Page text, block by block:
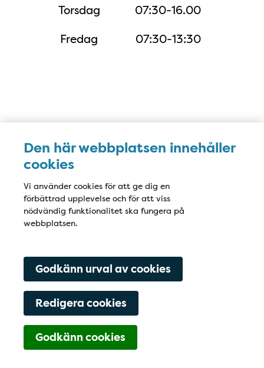
Den här webbplatsen innehåller
cookies
Vi använder cookies för att ge dig en
förbättrad upplevelse och för att viss
nödvändig funktionalitet ska fungera på
webbplatsen.
Godkänn urval av cookies
Redigera cookies
Godkänn cookies
Torsdag
07:30-16.00
Fredag
07:30-13:30
Karta